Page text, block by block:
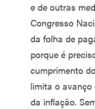
e de outras
Congresso
da folha de
porque é
cumprimento
limita o
da inflação.